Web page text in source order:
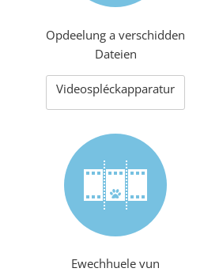
Opdeelung a verschidden
Dateien
Videospléckapparatur
Ewechhuele vun